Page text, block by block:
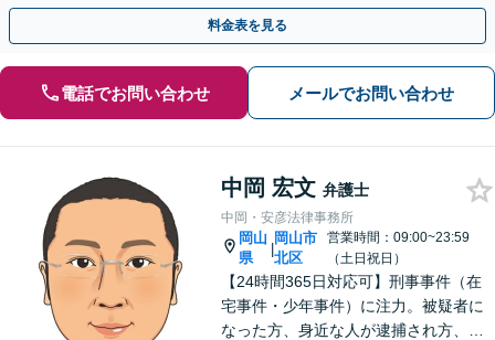
が複雑化を防ぐカギとなります【休日相談可】
料金表を見る
電話でお問い合わせ メールでお問い合わせ
中岡 宏文 弁護士
中岡・安彦法律事務所
岡山
県
|
岡山市
北区
営業時間：09:00~23:59
（土日祝日）
【24時間365日対応可】刑事事件（在
宅事件・少年事件）に注力。被疑者に
なった方、身近な人が逮捕され方、す